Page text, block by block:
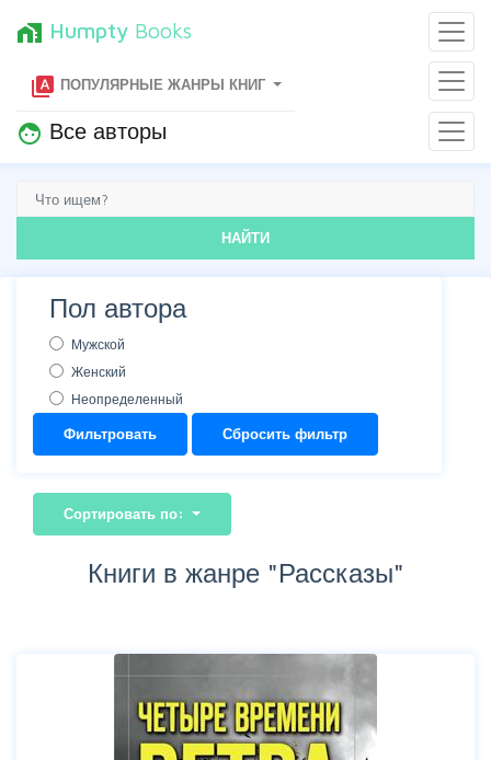
home_work Humpty Books
type_specimen ПОПУЛЯРНЫЕ ЖАНРЫ КНИГ
face Все авторы
НАЙТИ
Пол автора
Мужской
Женский
Неопределенный
Фильтровать Сбросить фильтр
Сортировать по:
Книги в жанре "Рассказы"